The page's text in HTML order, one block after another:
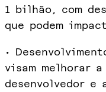
1 bilhão, com
que podem
•
visam melhorar
desenvolvedor e